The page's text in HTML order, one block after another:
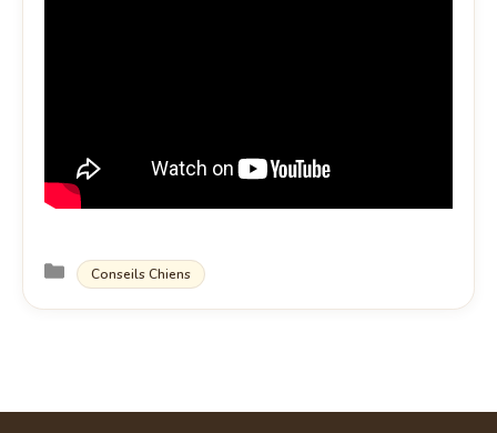
Catégories
Conseils Chiens